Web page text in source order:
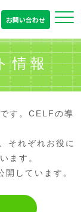
お問い合わせ
情報
す。CELFの導
それぞれお役に
ます。
しています。